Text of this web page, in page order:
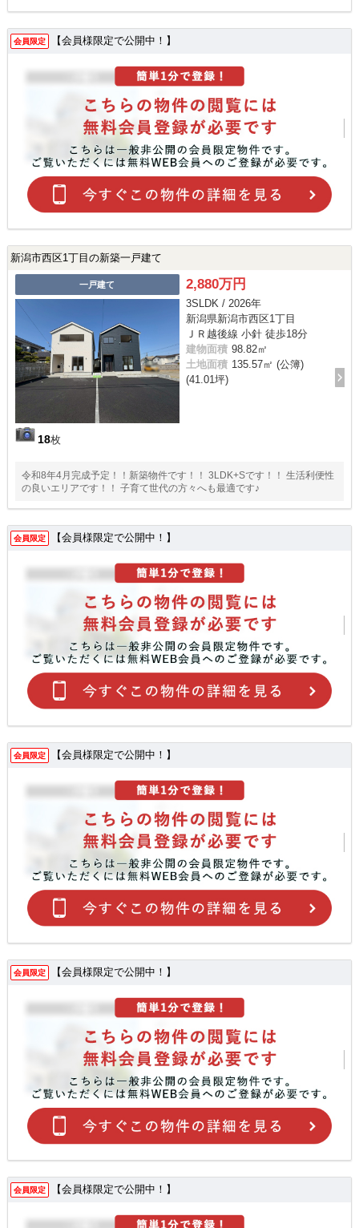
会員限定 【会員様限定で公開中！】
新潟市西区1丁目の新築一戸建て
一戸建て
18枚
2,880万円
3SLDK / 2026年
新潟県新潟市西区1丁目
ＪＲ越後線 小針 徒歩18分
建物面積 98.82㎡
土地面積 135.57㎡ (公簿)
(41.01坪)
令和8年4月完成予定！！新築物件です！！ 3LDK+Sです！！ 生活利便性
の良いエリアです！！ 子育て世代の方々へも最適です♪
会員限定 【会員様限定で公開中！】
会員限定 【会員様限定で公開中！】
会員限定 【会員様限定で公開中！】
会員限定 【会員様限定で公開中！】